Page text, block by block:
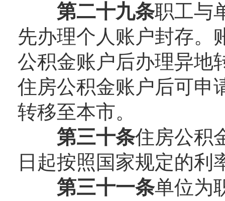
第二十九条职工与
先办理个人账户封存。
公积金账户后办理异地
住房公积金账户后可申
转移至本市。
第三十条住房公积
日起按照国家规定的利
第三十一条单位为